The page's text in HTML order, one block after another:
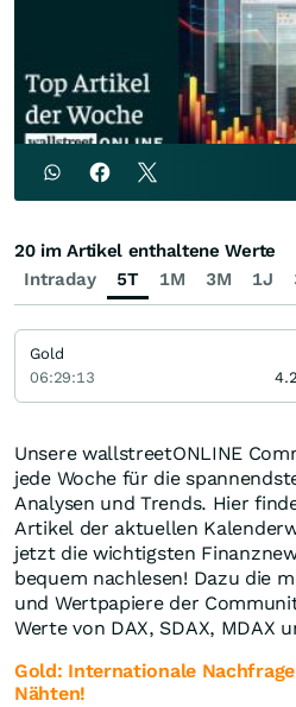
Unsere wallstreetONLINE
jede Woche für die
Analysen und Trends. Hier
Artikel der aktuellen
jetzt die wichtigsten
bequem nachlesen! Dazu die
und Wertpapiere der
Werte von DAX, SDAX, MDAX
Gold: Internationale
Nähten!
Intraday 5T 1M 3M 1J
20 im Artikel enthaltene Werte
Gold
06:29:13